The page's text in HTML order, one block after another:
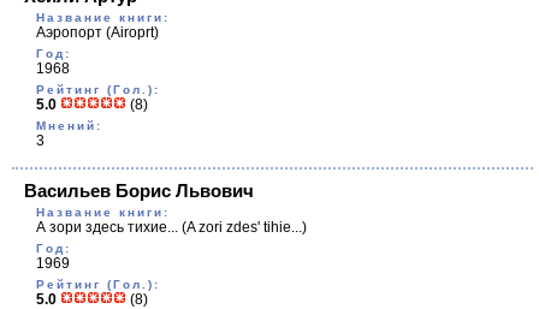
Название книги:
Аэропорт (Аiroprt)
Год:
1968
Рейтинг (Гол.):
5.0 (8)
Мнений:
3
Васильев Борис Львович
Название книги:
А зори здесь тихие... (A zori zdes' tihie...)
Год:
1969
Рейтинг (Гол.):
5.0 (8)